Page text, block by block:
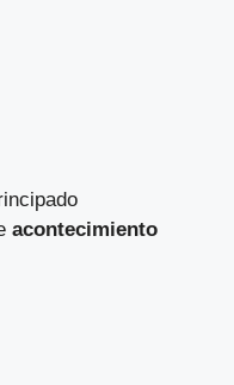
acontecimiento